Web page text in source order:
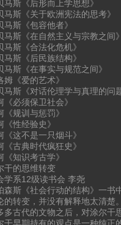
马斯《后形而上学思想》
马斯《关于欧洲宪法的思考》
马斯《包容他者》
马斯《在自然主义与宗教之间
马斯《合法化危机》
马斯《后民族结构》
马斯《在事实与规范之间》
姆《爱的艺术》
马斯《对话伦理学与真理的问
《必须保卫社会》
《规训与惩罚》
《性经验史》
《这不是一只烟斗》
《古典时代疯狂史》
《知识考古学》
干的思维转变
学系12级读书会 李尧
森斯《社会行动的结构》一书
的转变，并没有解释地太清楚
多古代的文物之后，对涂尔干
干早期持有的观点是一种纯正